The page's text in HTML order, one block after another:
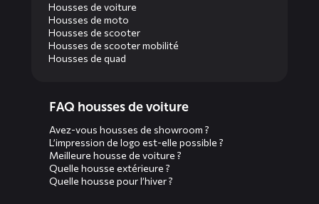
Housses de voiture
Housses de moto
Housses de scooter
Housses de scooter mobilité
Housses de quad
menusFAQ housses de voiture
Avez-vous housses de showroom ?
L’impression de logo est-elle possible ?
Meilleure housse de voiture ?
Quelle housse extérieure ?
Quelle housse pour l’hiver ?